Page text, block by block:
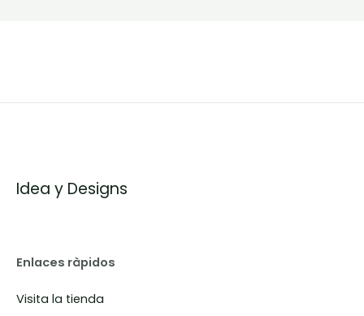
Idea y Designs
Enlaces ràpidos
Visita la tienda